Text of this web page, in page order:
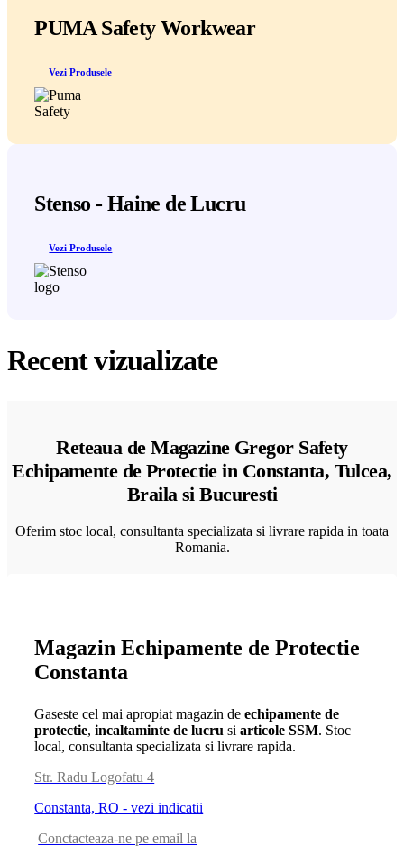
PUMA Safety Workwear
Vezi Produsele
Stenso - Haine de Lucru
Vezi Produsele
Recent vizualizate
Reteaua de Magazine Gregor Safety
Echipamente de Protectie in Constanta, Tulcea,
Braila si Bucuresti
Oferim stoc local, consultanta specializata si livrare rapida in toata
Romania.
Magazin Echipamente de Protectie
Constanta
Gaseste cel mai apropiat magazin deechipamente de
protectie,incaltaminte de lucru siarticole SSM. Stoc
local, consultanta specializata si livrare rapida.
Str. Radu Logofatu 4
Constanta, RO - vezi indicatii
Conctacteaza-ne pe email la